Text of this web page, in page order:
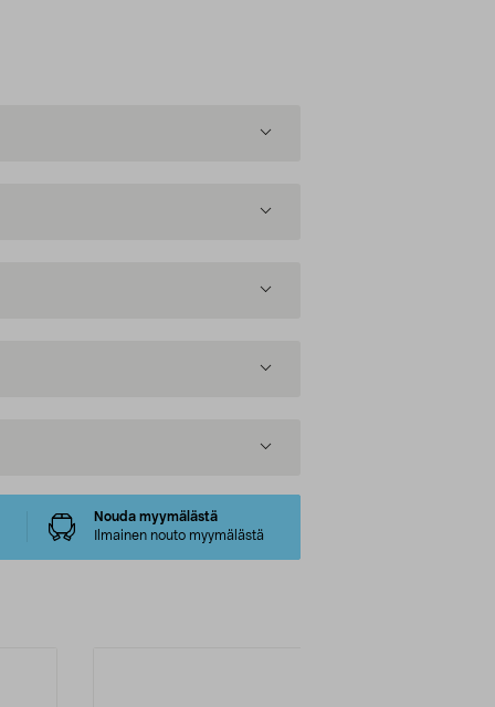
Nouda myymälästä
Ilmainen nouto myymälästä